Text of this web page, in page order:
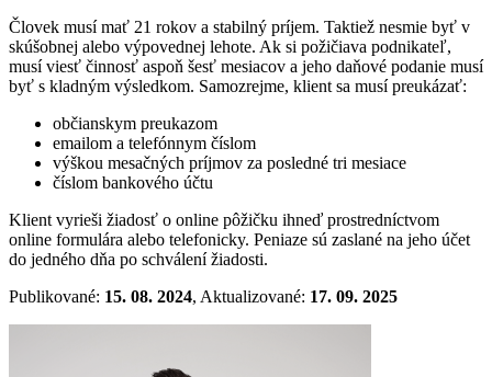
Človek musí mať 21 rokov a stabilný príjem. Taktiež nesmie byť v
skúšobnej alebo výpovednej lehote. Ak si požičiava podnikateľ,
musí viesť činnosť aspoň šesť mesiacov a jeho daňové podanie musí
byť s kladným výsledkom. Samozrejme, klient sa musí preukázať:
občianskym preukazom
emailom a telefónnym číslom
výškou mesačných príjmov za posledné tri mesiace
číslom bankového účtu
Klient vyrieši žiadosť o online pôžičku ihneď prostredníctvom
online formulára alebo telefonicky. Peniaze sú zaslané na jeho účet
do jedného dňa po schválení žiadosti.
Publikované: 15. 08. 2024, Aktualizované: 17. 09. 2025